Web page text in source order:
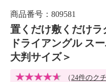
商品番号：809581
置くだけ敷くだけラ
ドライアングル ス
大判サイズ＞
（24件のク